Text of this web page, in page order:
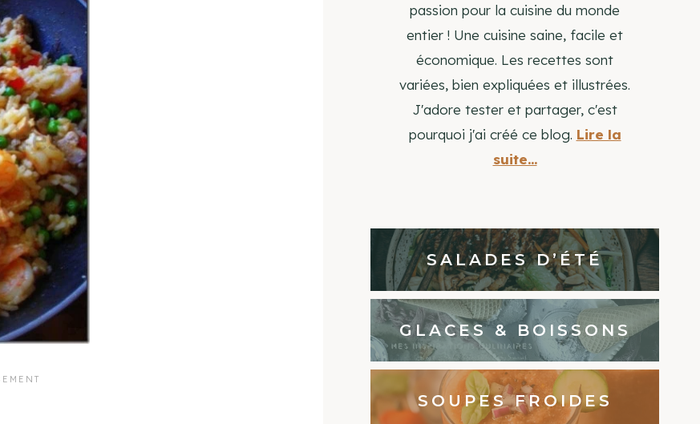
passion pour la cuisine du monde
entier ! Une cuisine saine, facile et
économique. Les recettes sont
variées, bien expliquées et illustrées.
J'adore tester et partager, c'est
pourquoi j'ai créé ce blog. Lire la
suite...
SALADES D’ÉTÉ
GLACES & BOISSONS
SOUPES FROIDES